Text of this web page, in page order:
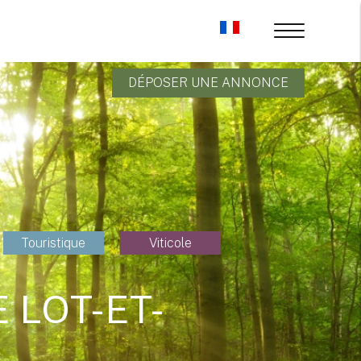
DÉPOSER UNE ANNONCE
Touristique Viticole
LOT-ET-